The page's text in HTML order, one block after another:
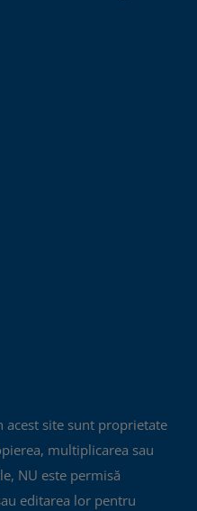
acest site sunt proprietate
multiplicarea sau
NU este permisă
editarea lor pentru